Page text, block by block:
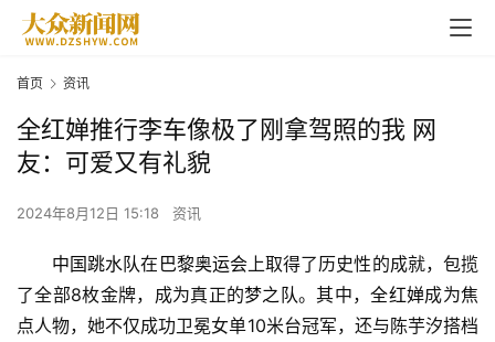
首页 资讯
全红婵推行李车像极了刚拿驾照的我 网
友：可爱又有礼貌
2024年8月12日 15:18 资讯
中国跳水队在 巴黎奥运会上取得了历史性的成就，包揽
了全部8枚金牌，成为真正的梦之队。其中，全红婵成为焦
点人物，她不仅成功卫冕女单10米台冠军，还与陈芋汐搭档